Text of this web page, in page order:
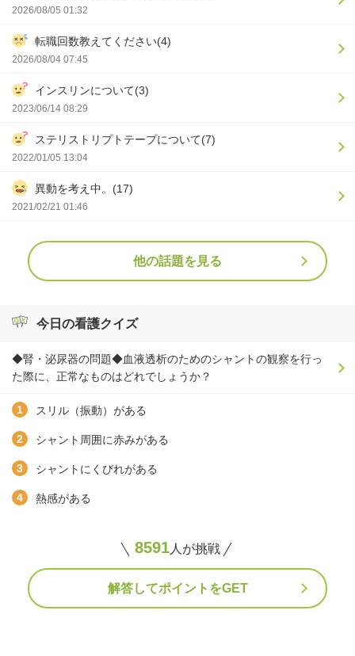
2026/08/05 01:32
転職回数教えてください(4)
2026/08/04 07:45
インスリンについて(3)
2023/06/14 08:29
ステリストリプトテープについて(7)
2022/01/05 13:04
異動を考え中。(17)
2021/02/21 01:46
他の話題を見る
今日の看護クイズ
◆腎・泌尿器の問題◆血液透析のためのシャントの観察を行っ
た際に、正常なものはどれでしょうか？
スリル（振動）がある
シャント周囲に赤みがある
シャントにくびれがある
熱感がある
8591 人が挑戦
解答してポイントをGET